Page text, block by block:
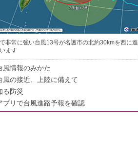
非常に強い台風13号が名護市の北約30kmを西に進
ます
風情報のみかた
風の接近、上陸に備えて
る防災
プリで台風進路予報を確認